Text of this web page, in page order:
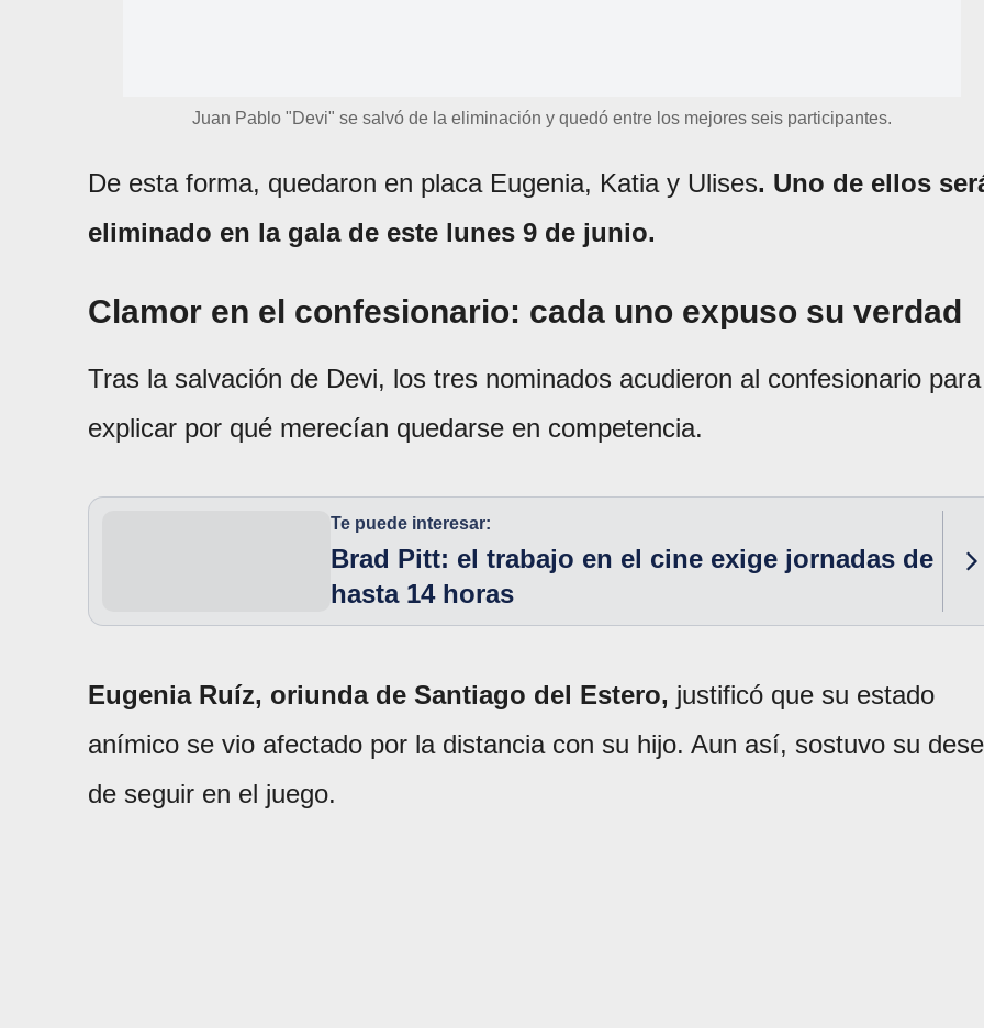
Juan Pablo "Devi" se salvó de la eliminación y quedó entre los mejores seis participantes.
De esta forma, quedaron en placa Eugenia, Katia y Ulises. Uno de ellos
eliminado en la gala de este lunes 9 de junio.
Clamor en el confesionario: cada uno expuso su verdad
Tras la salvación de Devi, los tres nominados acudieron al confesionario para
explicar por qué merecían quedarse en competencia.
Te puede interesar:
Brad Pitt: el trabajo en el cine exige jornadas de
hasta 14 horas
Eugenia Ruíz, oriunda de Santiago del Estero, justificó que su estado
anímico se vio afectado por la distancia con su hijo. Aun así, sostuvo su
de seguir en el juego.